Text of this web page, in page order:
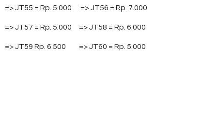
=> JT55 = Rp. 5.000 => JT56 = Rp. 7.000
=> JT57 = Rp. 5.000 => JT58 = Rp. 6.000
=> JT59 Rp. 6.500 => JT60 = Rp. 5.000